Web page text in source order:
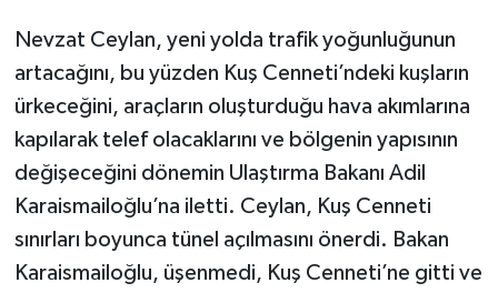
Nevzat Ceylan, yeni yolda trafik yoğunluğunun
artacağını, bu yüzden Kuş Cenneti’ndeki kuşların
ürkeceğini, araçların oluşturduğu hava akımlarına
kapılarak telef olacaklarını ve bölgenin yapısının
değişeceğini dönemin Ulaştırma Bakanı Adil
Karaismailoğlu’na iletti. Ceylan, Kuş Cenneti
sınırları boyunca tünel açılmasını önerdi. Bakan
Karaismailoğlu, üşenmedi, Kuş Cenneti’ne gitti ve